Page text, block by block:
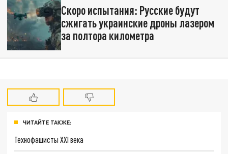
Скоро испытания: Русские будут
сжигать украинские дроны лазером
за полтора километра
ЧИТАЙТЕ ТАКЖЕ:
Технофашисты XXI века